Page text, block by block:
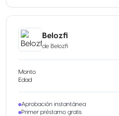
Belozfi
de Belozfi
Monto
Edad
Aprobación instantánea
Primer préstamo gratis